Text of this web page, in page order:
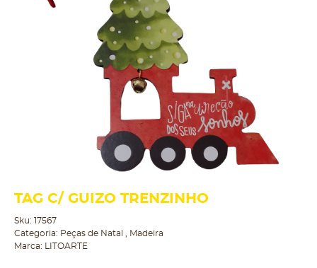
TAG C/ GUIZO TRENZINHO
Sku: 17567
Categoria: Peças de Natal
Madeira
Marca:
LITOARTE